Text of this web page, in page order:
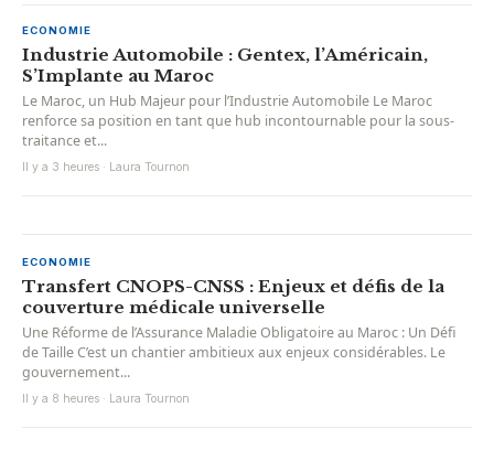
ECONOMIE
Industrie Automobile : Gentex, l’Américain,
S’Implante au Maroc
Le Maroc, un Hub Majeur pour l’Industrie Automobile Le Maroc
renforce sa position en tant que hub incontournable pour la sous-
traitance et...
Il y a 3 heures · Laura Tournon
ECONOMIE
Transfert CNOPS-CNSS : Enjeux et défis de la
couverture médicale universelle
Une Réforme de l’Assurance Maladie Obligatoire au Maroc : Un Défi
de Taille C’est un chantier ambitieux aux enjeux considérables. Le
gouvernement...
Il y a 8 heures · Laura Tournon